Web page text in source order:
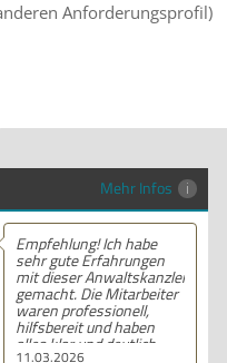
Anforderungsprofil)
Mehr Infos
11.03.2026
Empfehlung! Ich habe
sehr gute Erfahrungen
mit dieser Anwaltskanzlei
gemacht. Die Mitarbeiter
waren professionell,
hilfsbereit und haben
alles klar und deutlich